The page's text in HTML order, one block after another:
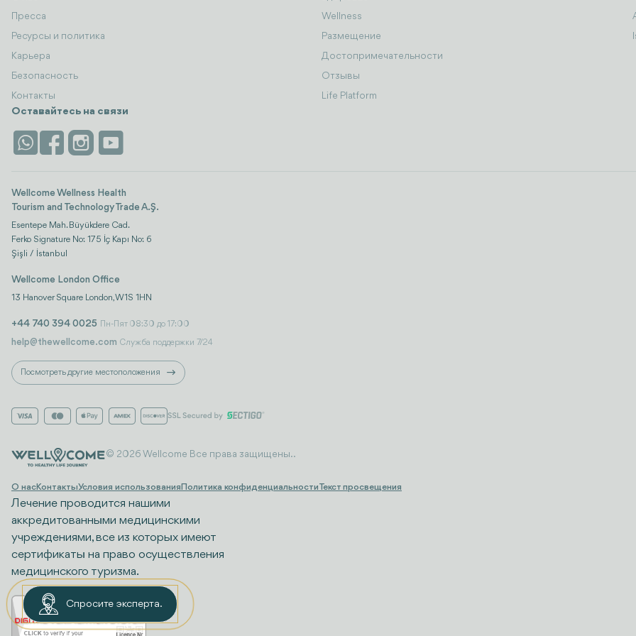
Пресса
Ресурсы и политика
Карьера
Безопасность
Контакты
Wellness
Размещение
Достопримечательности
Отзывы
Life Platform
Оставайтесь на связи
Wellcome Wellness Health
Tourism and Technology Trade A.Ş.
Esentepe Mah. Büyükdere Cad.
Ferko Signature No: 175 İç Kapı No: 6
Şişli / İstanbul
Wellcome London Office
13 Hanover Square London, W1S 1HN
+44 740 394 0025 Пн-Пят 08:30 до 17:00
help@thewellcome.com Служба поддержки 7/24
Посмотреть другие местоположения
© 2026 Wellcome Все права защищены..
О насКонтактыУсловия использования Политика конфиденциальностиТекст просвещения
Лечение проводится нашими
аккредитованными медицинскими
учреждениями, все из которых имеют
сертификаты на право осуществления
медицинского туризма.
Спросите эксперта.